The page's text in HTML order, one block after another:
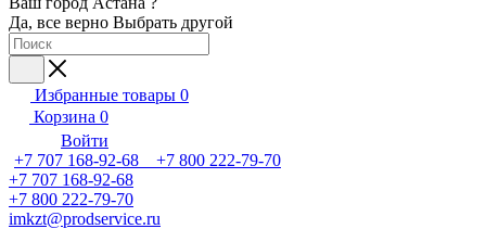
Да, все верно Выбрать другой
Избранные товары 0
Корзина 0
Войти
+7 707 168-92-68 +7 800 222-79-70
+7 707 168-92-68
+7 800 222-79-70
imkzt@prodservice.ru